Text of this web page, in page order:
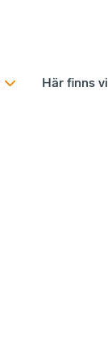
Här finns vi